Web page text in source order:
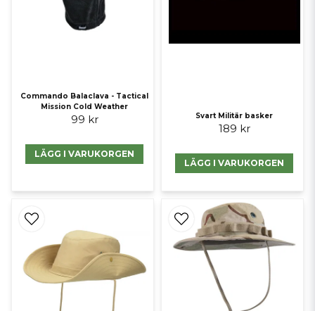
Commando Balaclava - Tactical
Mission Cold Weather
99 kr
LÄGG I VARUKORGEN
Svart Militär basker
189 kr
LÄGG I VARUKORGEN